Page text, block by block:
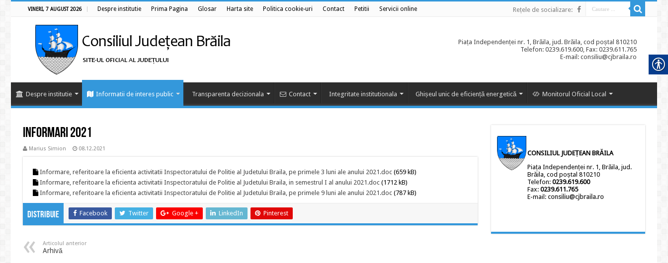
VINERI, 7 AUGUST 2026 Despre institutie Prima Pagina Glosar Harta site Politica cookie-uri Contact Petitii Servicii online Rețele de socializare:
Piața Independenței nr. 1, Brăila, jud. Brăila, cod poștal 810210
Telefon: 0239.619.600, Fax: 0239.611.765
E-mail: consiliu@cjbraila.ro
Despre institutie Informatii de interes public Transparenta decizionala Contact Integritate institutionala Ghișeul unic de eficiență energetică Monitorul Oficial Local
Informari 2021
Marius Simion 08.12.2021
Informare, referitoare la eficienta activitatii Inspectoratului de Politie al Judetului Braila, pe primele 3 luni ale anului 2021.doc (659 kB)
Informare, referitoare la eficienta activitatii Inspectoratului de Politie al Judetului Braila, in semestrul I al anului 2021.doc (1712 kB)
Informare, referitoare la eficienta activitatii Inspectoratului de Politie al Judetului Braila, pe primele 9 luni ale anului 2021.doc (787 kB)
Distribuie Facebook Twitter Google + LinkedIn Pinterest
Articolul anterior
Arhivă
CONSILIUL JUDEȚEAN BRĂILA
Piața Independenței nr. 1, Brăila, jud.
Brăila, cod poștal 810210
Telefon: 0239.619.600
Fax: 0239.611.765
E-mail: consiliu@cjbraila.ro